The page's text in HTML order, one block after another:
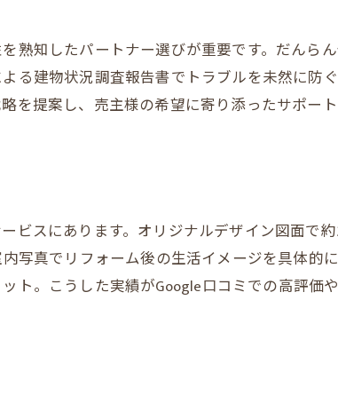
ル図面とVR写真の活用で魅力的な不動産売却
士による売却時の建物状況調査が差を生む
とオークション買取で選べる不動産売却方法
却の手数料を抑えて高値を実現する仕組み
報告書が売却時のトラブルを未然に防ぐ
者の注目を集める売却戦略の実際
住宅なら安心感のある不動産売却が可能
熟知したパートナー選びが重要です。だんら
る建物状況調査報告書でトラブルを未然に防
を提案し、売主様の希望に寄り添ったサポー
ビスにあります。オリジナルデザイン図面で
写真でリフォーム後の生活イメージを具体的
ト。こうした実績がGoogle口コミでの高評価